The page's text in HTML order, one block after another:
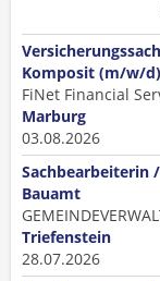
Komposit (m/w/d)
FiNet Financial
Marburg
03.08.2026
Sachbearbeiterin
Bauamt
Triefenstein
28.07.2026